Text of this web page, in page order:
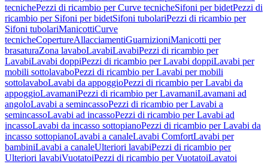
tecnichePezzi di ricambio per Curve tecnicheSifoni per bidetPezzi di
ricambio per Sifoni per bidetSifoni tubolariPezzi di ricambio per
Sifoni tubolariManicottiCurve
tecnicheCopertureAllacciamentiGuarnizioniManicotti per
brasaturaZona lavaboLavabiLavabiPezzi di ricambio per
LavabiLavabi doppiPezzi di ricambio per Lavabi doppiLavabi per
mobili sottolavaboPezzi di ricambio per Lavabi per mobili
sottolavaboLavabi da appoggioPezzi di ricambio per Lavabi da
appoggioLavamaniPezzi di ricambio per LavamaniLavamani ad
angoloLavabi a semincassoPezzi di ricambio per Lavabi a
semincassoLavabi ad incassoPezzi di ricambio per Lavabi ad
incassoLavabi da incasso sottopianoPezzi di ricambio per Lavabi da
incasso sottopianoLavabi a canaleLavabi ComfortLavabi per
bambiniLavabi a canaleUlteriori lavabiPezzi di ricambio per
Ulteriori lavabiVuotatoiPezzi di ricambio per VuotatoiLavatoi